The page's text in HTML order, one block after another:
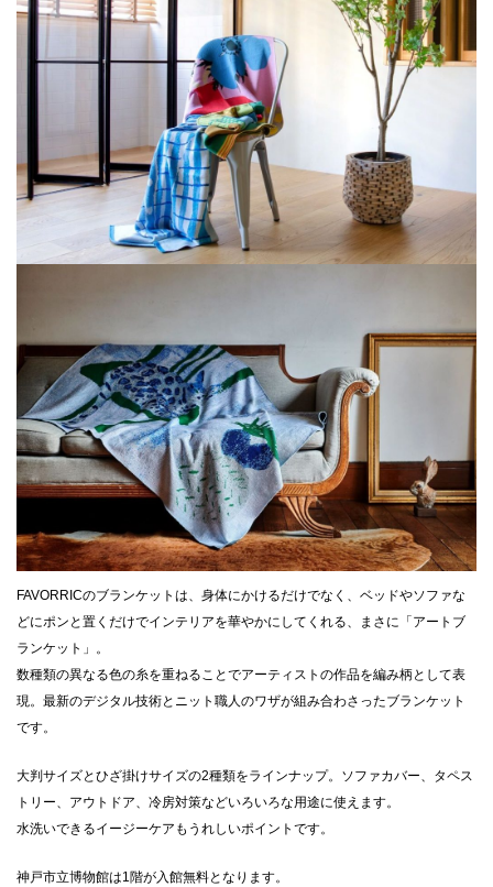
FAVORRICのブランケットは、身体にかけるだけでなく、ベッドやソファな
どにポンと置くだけでインテリアを華やかにしてくれる、まさに「アートブ
ランケット」。
数種類の異なる色の糸を重ねることでアーティストの作品を編み柄として表
現。最新のデジタル技術とニット職人のワザが組み合わさったブランケット
です。
大判サイズとひざ掛けサイズの2種類をラインナップ。ソファカバー、タペス
トリー、アウトドア、冷房対策などいろいろな用途に使えます。
水洗いできるイージーケアもうれしいポイントです。
神戸市立博物館は1階が入館無料となります。